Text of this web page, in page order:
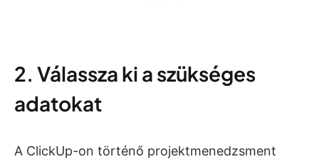
2. Válassza ki a szükséges
adatokat
A ClickUp-on történő projektmenedzsment